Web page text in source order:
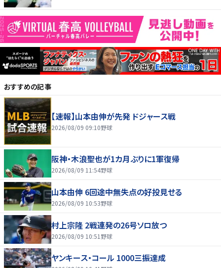
おすすめの記事
【速報】山本由伸が先発 ドジャース戦
2026/08/09 09:10野球
阪神・木浪聖也が1カ月ぶりに1軍復帰
2026/08/09 11:54野球
山本由伸 6回途中無失点の好投見せる
2026/08/09 10:53野球
村上宗隆 2戦連発の26号ソロ放つ
2026/08/09 10:51 野球
ヤンキース・コール 1000三振達成